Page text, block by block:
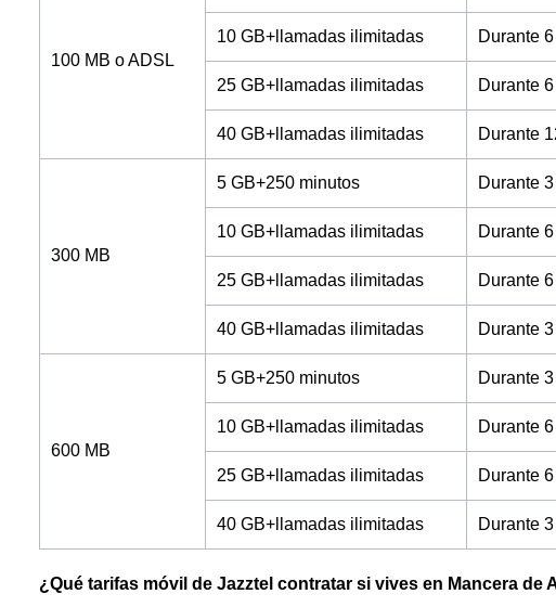
100 MB o ADSL
10 GB+llamadas ilimitadas Durante
25 GB+llamadas ilimitadas Durante
40 GB+llamadas ilimitadas Durante
300 MB
5 GB+250 minutos Durante
10 GB+llamadas ilimitadas Durante
25 GB+llamadas ilimitadas Durante
40 GB+llamadas ilimitadas Durante
600 MB
5 GB+250 minutos Durante
10 GB+llamadas ilimitadas Durante
25 GB+llamadas ilimitadas Durante
40 GB+llamadas ilimitadas Durante
¿Qué tarifas móvil de Jazztel contratar si vives en Mancera de